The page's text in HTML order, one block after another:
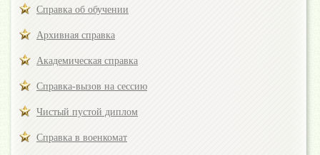
Справка об обучении
Архивная справка
Академическая справка
Справка-вызов на сессию
Чистый пустой диплом
Справка в военкомат